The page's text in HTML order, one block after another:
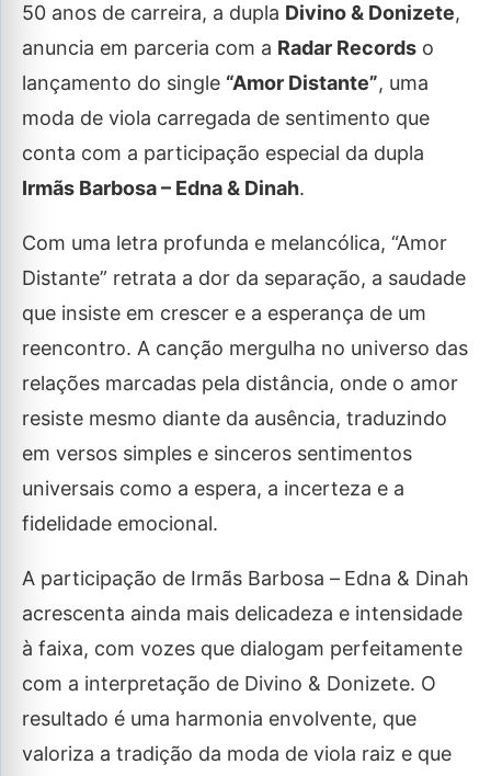
50 anos de carreira, a dupla Divino & Donizete,
anuncia em parceria com a Radar Records o
lançamento do single “Amor Distante”, uma
moda de viola carregada de sentimento que
conta com a participação especial da dupla
Irmãs Barbosa – Edna & Dinah.
Com uma letra profunda e melancólica, “Amor
Distante” retrata a dor da separação, a saudade
que insiste em crescer e a esperança de um
reencontro. A canção mergulha no universo das
relações marcadas pela distância, onde o amor
resiste mesmo diante da ausência, traduzindo
em versos simples e sinceros sentimentos
universais como a espera, a incerteza e a
fidelidade emocional.
A participação de Irmãs Barbosa – Edna & Dinah
acrescenta ainda mais delicadeza e intensidade
à faixa, com vozes que dialogam perfeitamente
com a interpretação de Divino & Donizete. O
resultado é uma harmonia envolvente, que
valoriza a tradição da moda de viola raiz e que